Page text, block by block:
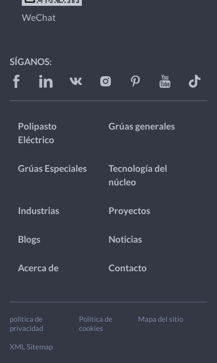
WeChat
SÍGANOS:
Polipasto
Eléctrico
Grúas generales
Grúas Especiales
Tecnología del
núcleo
Industrias Proyectos
Blogs Noticias
Acerca de Contacto
política de
privacidad
Política de
cookies
Mapa del sitio
XML Sitemap